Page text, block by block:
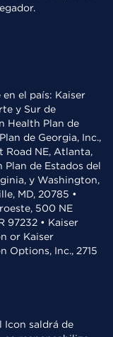
en el país: Kaiser
y Sur de
Health Plan de
de Georgia, Inc.,
Road NE, Atlanta,
de Estados del
y Washington,
MD, 20785 •
500 NE
97232 • Kaiser
or Kaiser
Options, Inc., 2715
saldrá de